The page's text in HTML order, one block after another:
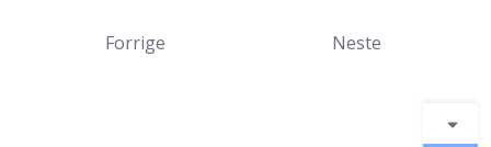
Forrige Neste